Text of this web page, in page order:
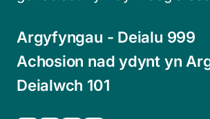
Argyfyngau - Deialu 999
Achosion nad ydynt yn
Deialwch 101